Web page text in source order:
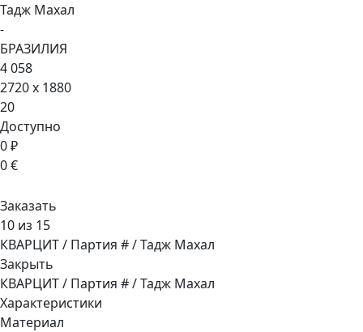
Тадж Махал
-
БРАЗИЛИЯ
4 058
2720 x 1880
20
Доступно
0 ₽
0 €
Заказать
10 из 15
КВАРЦИТ / Партия # / Тадж Махал
Закрыть
КВАРЦИТ / Партия # / Тадж Махал
Характеристики
Материал